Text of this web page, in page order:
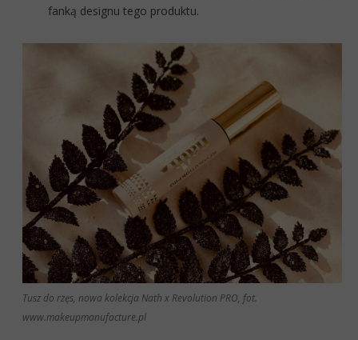
fanką designu tego produktu.
Tusz do rzęs, nowa kolekcja Nath x Revolution PRO, fot.
www.makeupmanufacture.pl